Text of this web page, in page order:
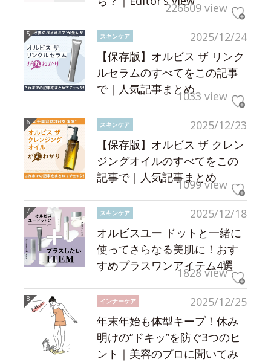
226609 view
2025/12/24
スキンケア
【保存版】オルビス ザ リンク
ルセラムのすべてをこの記事
で｜人気記事まとめ1033 view
2025/12/23
スキンケア
【保存版】オルビス ザ クレン
ジングオイルのすべてをこの
記事で｜人気記事まとめ
1099 view
2025/12/18
スキンケア
オルビスユー ドットと一緒に
使ってさらなる美肌に！おす
すめプラスワンアイテム4選
1828 view
2025/12/25
インナーケア
年末年始も体型キープ！休み
明けの“ドキッ”を防ぐ3つのヒ
ント｜美容のプロに聞いてみ